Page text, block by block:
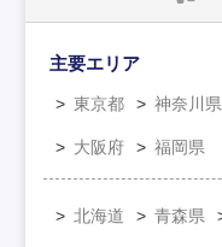
主要エリア
東京都 神奈川県
大阪府 福岡県
北海道 青森県